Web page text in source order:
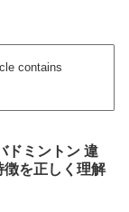
contains
ドミントン 違
徴を正しく理解